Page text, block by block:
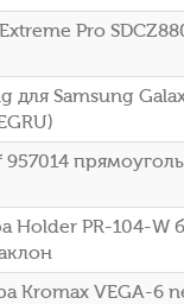
Pro
для Samsung
Holder PR-104-W
Kromax VEGA-6